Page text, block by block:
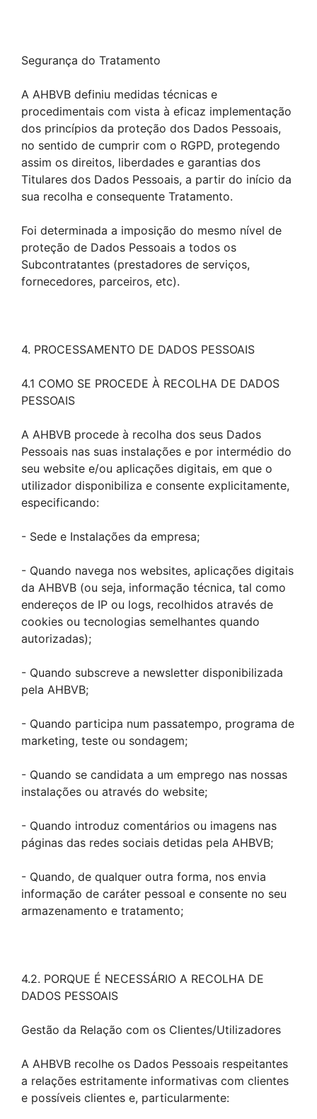
Segurança do Tratamento
A AHBVB definiu medidas técnicas e
procedimentais com vista à eficaz implementação
dos princípios da proteção dos Dados Pessoais,
no sentido de cumprir com o RGPD, protegendo
assim os direitos, liberdades e garantias dos
Titulares dos Dados Pessoais, a partir do início da
sua recolha e consequente Tratamento.
Foi determinada a imposição do mesmo nível de
proteção de Dados Pessoais a todos os
Subcontratantes (prestadores de serviços,
fornecedores, parceiros, etc).
4. PROCESSAMENTO DE DADOS PESSOAIS
4.1 COMO SE PROCEDE À RECOLHA DE DADOS
PESSOAIS
A AHBVB procede à recolha dos seus Dados
Pessoais nas suas instalações e por intermédio do
seu website e/ou aplicações digitais, em que o
utilizador disponibiliza e consente explicitamente,
especificando:
- Sede e Instalações da empresa;
- Quando navega nos websites, aplicações digitais
da AHBVB (ou seja, informação técnica, tal como
endereços de IP ou logs, recolhidos através de
cookies ou tecnologias semelhantes quando
autorizadas);
- Quando subscreve a newsletter disponibilizada
pela AHBVB;
- Quando participa num passatempo, programa de
marketing, teste ou sondagem;
- Quando se candidata a um emprego nas nossas
instalações ou através do website;
- Quando introduz comentários ou imagens nas
páginas das redes sociais detidas pela AHBVB;
- Quando, de qualquer outra forma, nos envia
informação de caráter pessoal e consente no seu
armazenamento e tratamento;
4.2. PORQUE É NECESSÁRIO A RECOLHA DE
DADOS PESSOAIS
Gestão da Relação com os Clientes/Utilizadores
A AHBVB recolhe os Dados Pessoais respeitantes
a relações estritamente informativas com clientes
e possíveis clientes e, particularmente: